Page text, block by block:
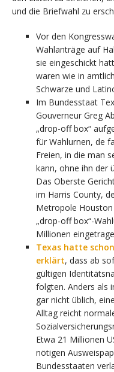
und die Briefwahl zu
Vor den
Wahlanträge auf
sie eingeschickt
waren wie in
Schwarze und
Im Bundesstaat
Gouverneur Greg
„drop-off box“
für Wahlurnen, de
Freien, in die man
kann, ohne ihn der
Das Oberste
im Harris County,
Metropole
„drop-off box“-
Millionen
Texas hatte
erklärt, dass ab
gültigen
folgten. Anders als
gar nicht üblich,
Alltag reicht
Etwa 21 Millionen
nötigen
Bundesstaaten